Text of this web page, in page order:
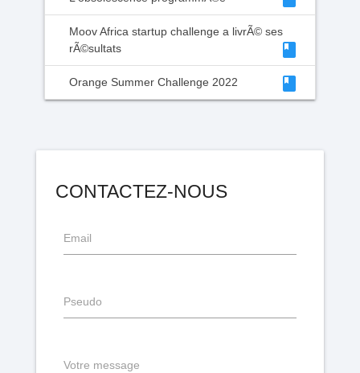
Moov Africa startup challenge a livrÃ© ses
rÃ©sultats
class
Orange Summer Challenge 2022 class
CONTACTEZ-NOUS
Email
Pseudo
Votre message